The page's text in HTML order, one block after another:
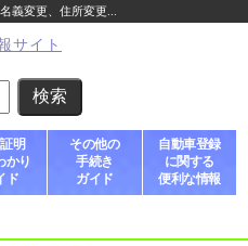
義変更、住所変更...
明
かり
ド
その他の
手続き
ガイド
自動車登録
に関する
便利な情報